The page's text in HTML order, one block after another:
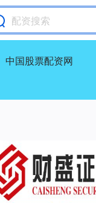
中国股票配资网